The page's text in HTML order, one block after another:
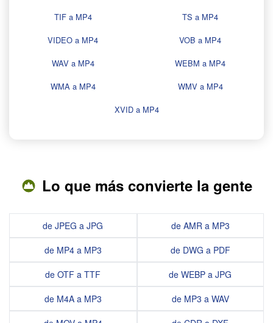
TIF a MP4
TS a MP4
VIDEO a MP4
VOB a MP4
WAV a MP4
WEBM a MP4
WMA a MP4
WMV a MP4
XVID a MP4
Lo que más convierte la gente
de JPEG a JPG
de MP4 a MP3
de OTF a TTF
de M4A a MP3
de AMR a MP3
de DWG a PDF
de WEBP a JPG
de MP3 a WAV